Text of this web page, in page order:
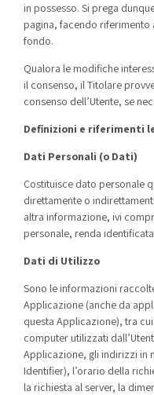
in possesso. Si prega
pagina, facendo
fondo.
Qualora le modifiche
il consenso, il Titolare
consenso dell’Utente, se
Definizioni e riferimenti
Dati Personali (o Dati)
Costituisce dato personale
direttamente o
altra informazione, ivi
personale, renda
Dati di Utilizzo
Sono le informazioni
Applicazione (anche da
questa Applicazione), tra
computer utilizzati
Applicazione, gli indirizzi in
Identifier), l’orario della
la richiesta al server, la